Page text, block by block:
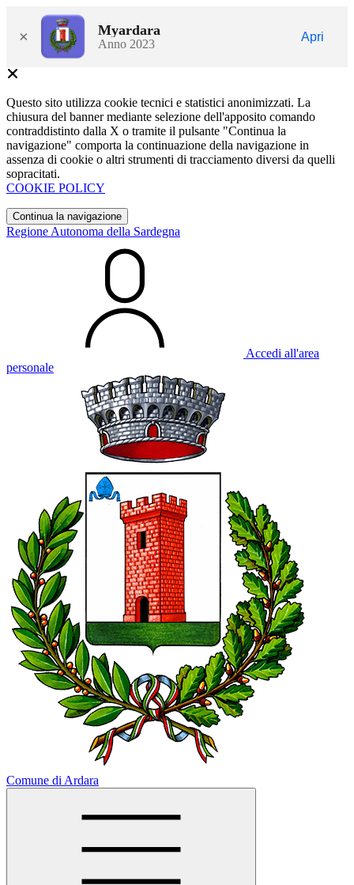
× Myardara
Anno 2023
Apri
Questo sito utilizza cookie tecnici e statistici anonimizzati. La
chiusura del banner mediante selezione dell'apposito comando
contraddistinto dalla X o tramite il pulsante "Continua la
navigazione" comporta la continuazione della navigazione in
assenza di cookie o altri strumenti di tracciamento diversi da quelli
sopracitati.
COOKIE POLICY
Continua la navigazione
Regione Autonoma della Sardegna
Accedi all'area
personale
Comune di Ardara